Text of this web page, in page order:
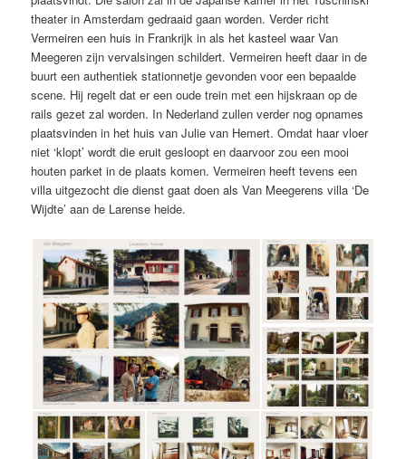
theater in Amsterdam gedraaid gaan worden. Verder richt
Vermeiren een huis in Frankrijk in als het kasteel waar Van
Meegeren zijn vervalsingen schildert. Vermeiren heeft daar in de
buurt een authentiek stationnetje gevonden voor een bepaalde
scene. Hij regelt dat er een oude trein met een hijskraan op de
rails gezet zal worden. In Nederland zullen verder nog opnames
plaatsvinden in het huis van Julie van Hemert. Omdat haar vloer
niet ‘klopt’ wordt die eruit gesloopt en daarvoor zou een mooi
houten parket in de plaats komen. Vermeiren heeft tevens een
villa uitgezocht die dienst gaat doen als Van Meegerens villa ‘De
Wijdte’ aan de Larense heide.